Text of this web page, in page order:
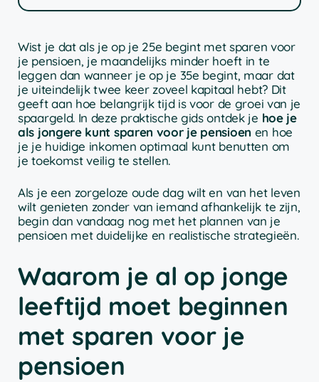
Wist je dat als je op je 25e begint met sparen voor
je pensioen, je maandelijks minder hoeft in te
leggen dan wanneer je op je 35e begint, maar dat
je uiteindelijk twee keer zoveel kapitaal hebt? Dit
geeft aan hoe belangrijk tijd is voor de groei van je
spaargeld. In deze praktische gids ontdek je hoe je
als jongere kunt sparen voor je pensioen en hoe
je je huidige inkomen optimaal kunt benutten om
je toekomst veilig te stellen.
Als je een zorgeloze oude dag wilt en van het leven
wilt genieten zonder van iemand afhankelijk te zijn,
begin dan vandaag nog met het plannen van je
pensioen met duidelijke en realistische strategieën.
Waarom je al op jonge
leeftijd moet beginnen
met sparen voor je
pensioen